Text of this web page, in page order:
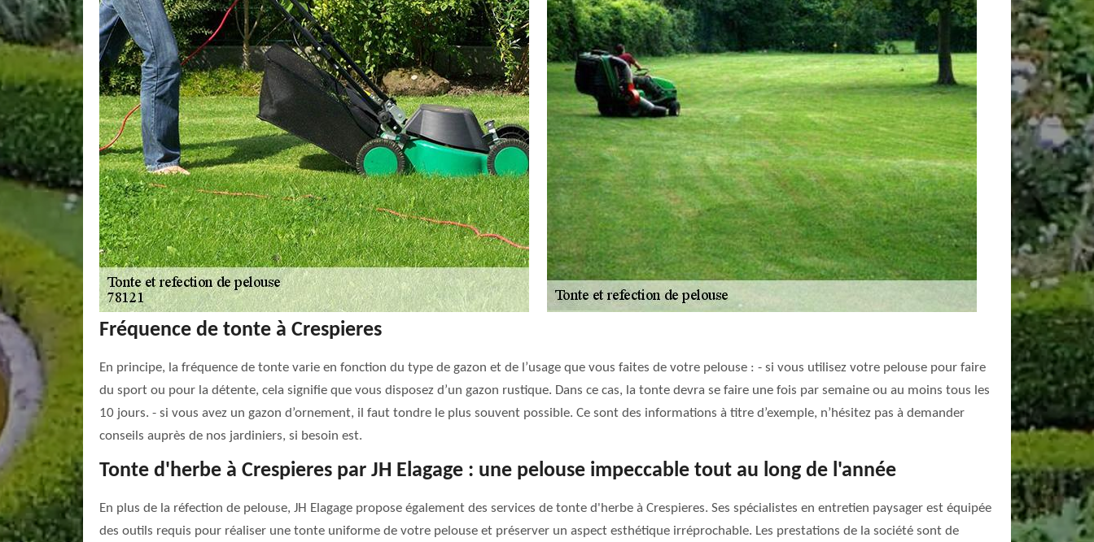
Fréquence de tonte à Crespieres
En principe, la fréquence de tonte varie en fonction du type de gazon et de l’usage que vous faites de votre pelouse : - si vous utilisez votre pelouse pour faire
du sport ou pour la détente, cela signifie que vous disposez d’un gazon rustique. Dans ce cas, la tonte devra se faire une fois par semaine ou au moins tous les
10 jours. - si vous avez un gazon d’ornement, il faut tondre le plus souvent possible. Ce sont des informations à titre d’exemple, n’hésitez pas à demander
conseils auprès de nos jardiniers, si besoin est.
Tonte d'herbe à Crespieres par JH Elagage : une pelouse impeccable tout au long de l'année
En plus de la réfection de pelouse, JH Elagage propose également des services de tonte d'herbe à Crespieres. Ses spécialistes en entretien paysager est équipée
des outils requis pour réaliser une tonte uniforme de votre pelouse et préserver un aspect esthétique irréprochable. Les prestations de la société sont de